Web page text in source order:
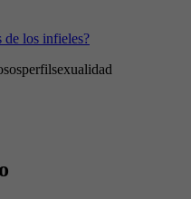
de los infieles?
perfilsexualidad